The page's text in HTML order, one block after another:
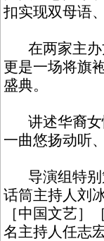
扣实现双母语
在两家主办
更是一场将旗
盛典。
讲述华裔女
一曲悠扬动听
导演组特别
话筒主持人刘
［中国文艺］
名主持人任志